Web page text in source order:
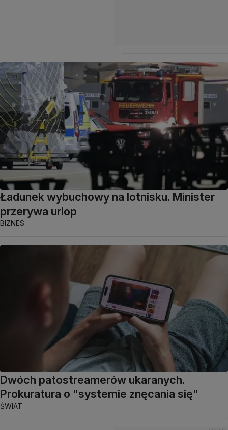
Ładunek wybuchowy na lotnisku. Minister
przerywa urlop
BIZNES
Dwóch patostreamerów ukaranych.
Prokuratura o "systemie znęcania się"
ŚWIAT